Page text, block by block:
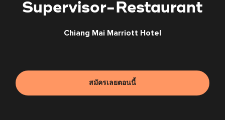
Supervisor-Restaurant
Chiang Mai Marriott Hotel
สมัครเลยตอนนี้